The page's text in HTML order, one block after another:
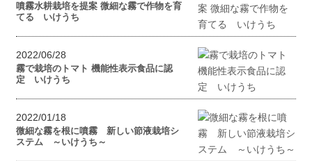
噴霧水耕栽培を提案 微細な霧で作物を育
てる いけうち
2022/06/28
霧で栽培のトマト 機能性表示食品に認
定 いけうち
2022/01/18
微細な霧を根に噴霧 新しい節液栽培シ
ステム ～いけうち～